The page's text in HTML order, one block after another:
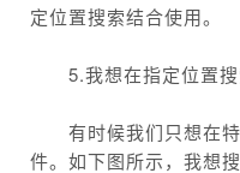
定位置搜索结合使用。
5.我想在指定位置搜
有时候我们只想在特
件。如下图所示，我想